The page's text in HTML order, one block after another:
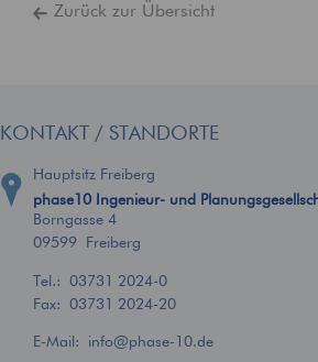
Zurück zur Übersicht
KONTAKT / STANDORTE
Hauptsitz Freiberg
phase10 Ingenieur- und
Borngasse 4
09599 Freiberg
Tel.:03731 2024-0
Fax: 03731 2024-20
E-Mail: info@phase-10.de